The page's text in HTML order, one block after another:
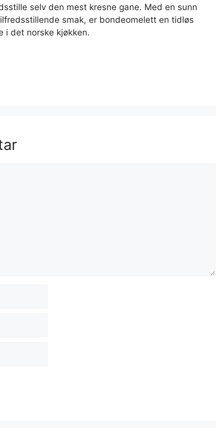
selv den mest kresne gane. Med en sunn
smak, er bondeomelett en tidløs
i det norske kjøkken.